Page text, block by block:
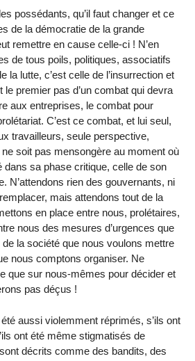
possédants, qu’il faut changer et ce
de la démocratie de la grande
remettre en cause celle-ci ! N’en
de tous poils, politiques, associatifs
la lutte, c’est celle de l’insurrection et
le premier pas d’un combat qui devra
aux entreprises, le combat pour
C’est ce combat, et lui seul,
travailleurs, seule perspective,
soit pas mensongère au moment où
dans sa phase critique, celle de son
N’attendons rien des gouvernants, ni
mais attendons tout de la
en place entre nous, prolétaires,
nous des mesures d’urgences que
la société que nous voulons mettre
nous comptons organiser. Ne
que sur nous-mêmes pour décider et
pas déçus !
aussi violemment réprimés, s’ils ont
ont été même stigmatisés de
décrits comme des bandits, des